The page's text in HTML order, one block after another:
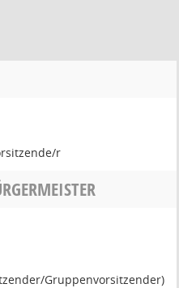
r
Gruppenvorsitzender)